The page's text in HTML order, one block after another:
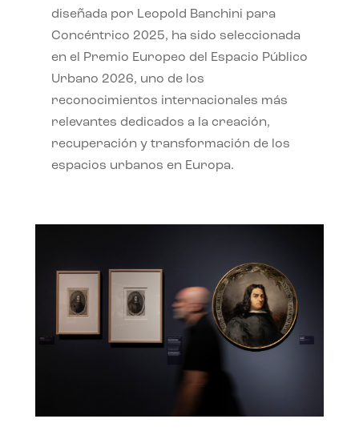
diseñada por Leopold Banchini para
Concéntrico 2025, ha sido seleccionada
en el Premio Europeo del Espacio Público
Urbano 2026, uno de los
reconocimientos internacionales más
relevantes dedicados a la creación,
recuperación y transformación de los
espacios urbanos en Europa.